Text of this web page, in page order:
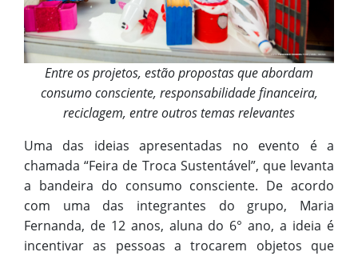
Entre os projetos, estão propostas que abordam
consumo consciente, responsabilidade financeira,
reciclagem, entre outros temas relevantes
Uma das ideias apresentadas no evento é a
chamada “Feira de Troca Sustentável”, que levanta
a bandeira do consumo consciente. De acordo
com uma das integrantes do grupo, Maria
Fernanda, de 12 anos, aluna do 6° ano, a ideia é
incentivar as pessoas a trocarem objetos que